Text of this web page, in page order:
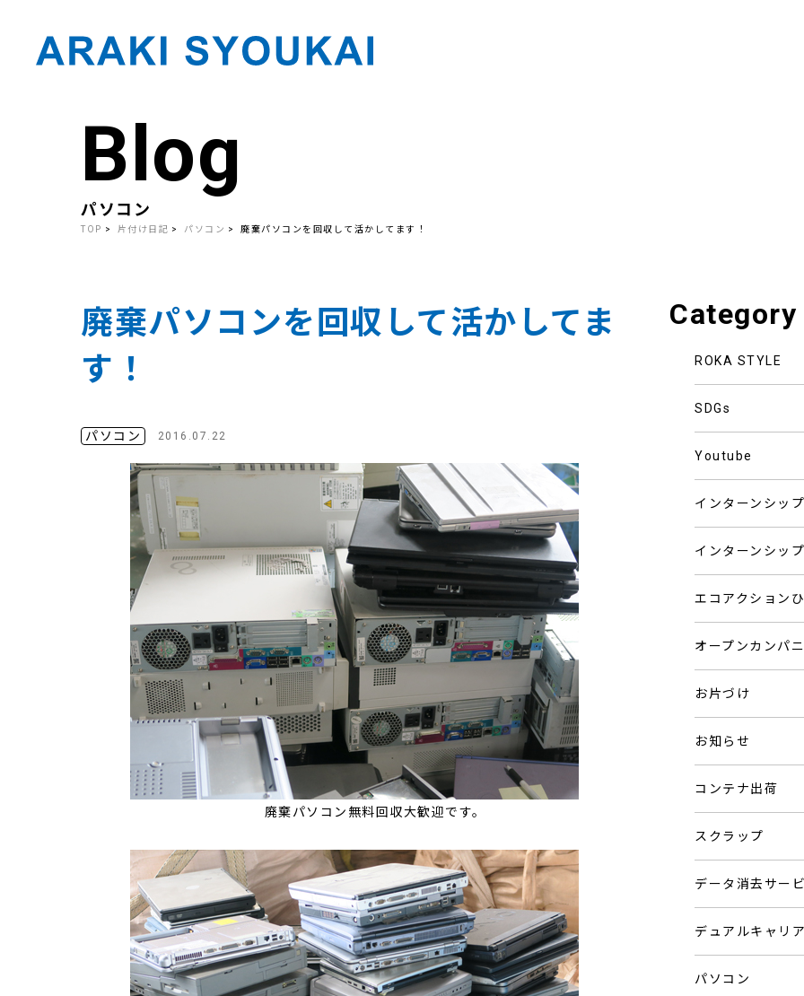
Blog
パソコン
TOP 片付け日記 パソコン 廃棄パソコンを回収して活かしてます！
廃棄パソコンを回収して活かしてま
す！
パソコン 2016.07.22
廃棄パソコン無料回収大歓迎です。
Category
ROKA STYLE
SDGs
Youtube
インターンシップ
インターンシップ
エコアクション
オープンカンパ
お片づけ
お知らせ
コンテナ出荷
スクラップ
データ消去サー
デュアルキャリ
パソコン